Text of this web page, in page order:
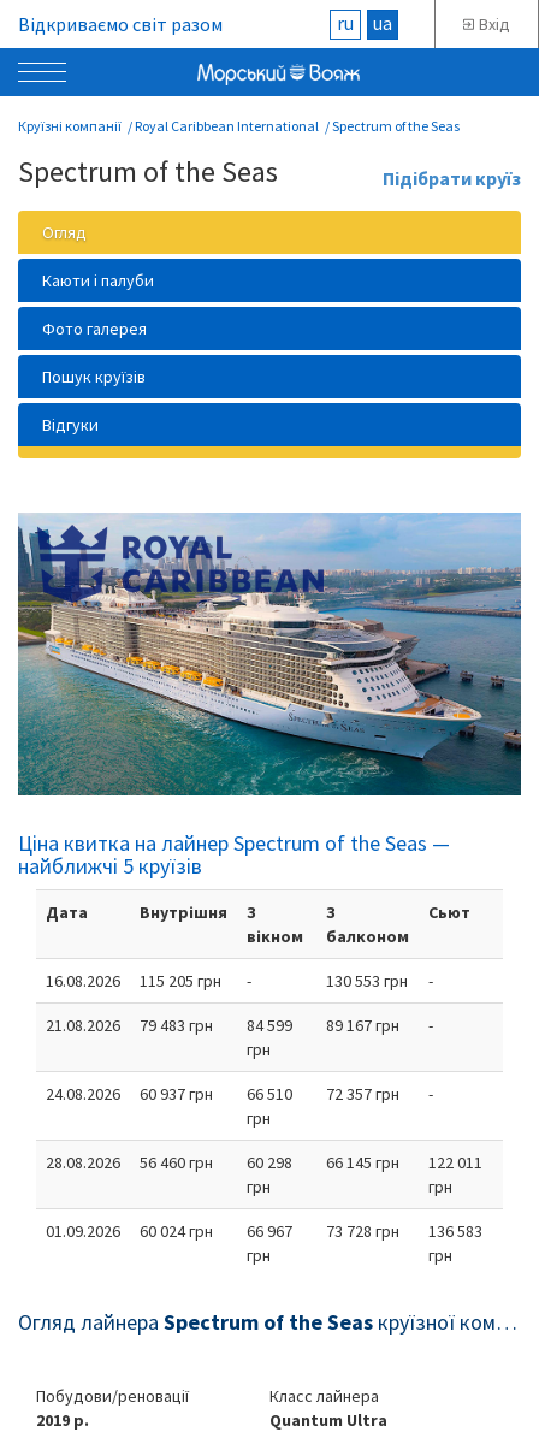
Відкриваємо світ разом ru ua Вхід
Круїзні компанії Royal Caribbean International Spectrum of the Seas
Spectrum of the Seas Підібрати круїз
Огляд
Каюти і палуби
Фото галерея
Пошук круїзів
Відгуки
Ціна квитка на лайнер Spectrum of the Seas —
найближчі 5 круїзів
Дата Внутрішня
З
вікном
З
балконом
Сьют
16.08.2026 115 205 грн - 130 553 грн -
21.08.2026 79 483 грн
84 599
грн
89 167 грн -
24.08.2026 60 937 грн
66 510
грн
72 357 грн -
28.08.2026 56 460 грн
60 298
грн
66 145 грн
122 011
грн
01.09.2026 60 024 грн
66 967
грн
73 728 грн
136 583
грн
Огляд лайнера Spectrum of the Seas круїзної компанії
Побудови/реновації
2019 р.
Класс лайнера
Quantum Ultra